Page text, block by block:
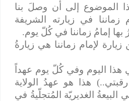
الموضوع إلى أن وصلَ بنا
زماننا في زيارته الشريفة
بها إمامُ زماننا في كُلّ يوم.
لإمام زماننا هي زيارةُ
هذا اليوم وفي كُلّ يوم عهداً
هذا هو عهدُ الولاية
الغديريّة المُتجلّيةُ في